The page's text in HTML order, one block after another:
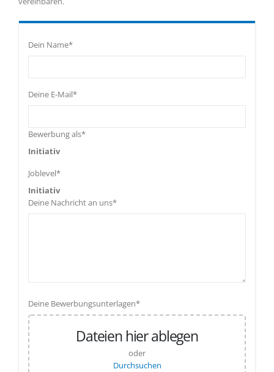
Dein Name*
Deine E-Mail*
Bewerbung als*
Initiativ
Joblevel*
Initiativ
Deine Nachricht an uns*
Deine Bewerbungsunterlagen*
Dateien hier ablegen
oder
Durchsuchen